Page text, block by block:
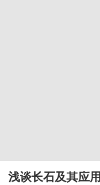
浅谈长石及其应用